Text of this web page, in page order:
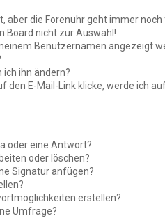
aber die Forenuhr geht immer noch
Board nicht zur Auswahl!
Benutzernamen angezeigt
ich ihn ändern?
den E-Mail-Link klicke, werde ich
oder eine Antwort?
oder löschen?
Signatur anfügen?
erstellen?
Umfrage?